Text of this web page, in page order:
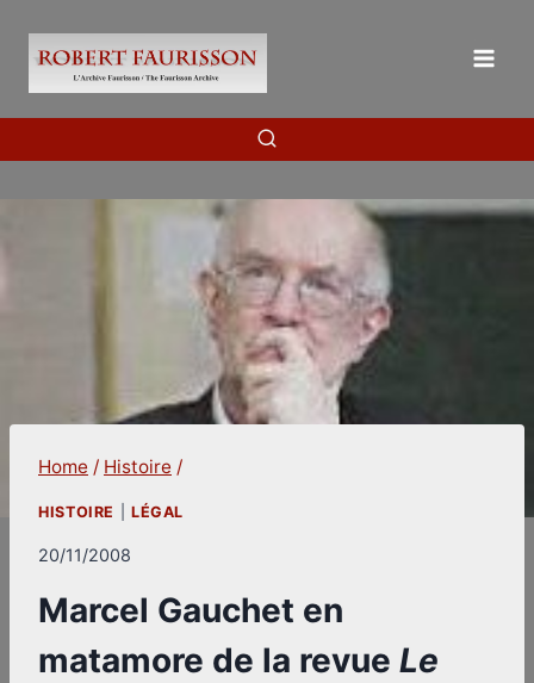
content
Home / Histoire /
HISTOIRE LÉGAL
20/11/2008
Marcel Gauchet en
matamore de la revue Le